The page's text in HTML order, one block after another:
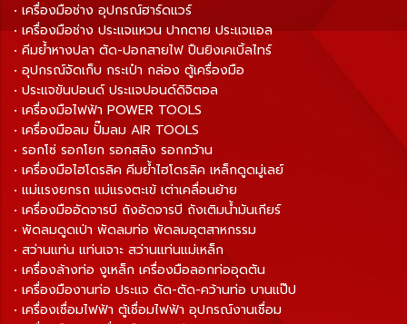
• เครื่องมือช่าง อุปกรณ์ฮาร์ดแวร์
• เครื่องมือช่าง ประแจแหวน ปากตาย ประแจแอล
• คีมย้ำหางปลา ตัด-ปอกสายไฟ ปืนยิงเคเบิ้ลไทร์
• อุปกรณ์จัดเก็บ กระเป๋า กล่อง ตู้เครื่องมือ
• ประแจขันปอนด์ ประแจปอนด์ดิจิตอล
• เครื่องมือไฟฟ้า POWER TOOLS
• เครื่องมือลม ปั๊มลม AIR TOOLS
• รอกโซ่ รอกโยก รอกสลิง รอกกว้าน
• เครื่องมือไฮโดรลิค คีมย้ำไฮโดรลิค เหล็กดูดมู่เลย์
• แม่แรงยกรถ แม่แรงตะเข้ เต่าเคลื่อนย้าย
• เครื่องมืออัดจารบี ถังอัดจารบี ถังเติมน้ำมันเกียร์
• พัดลมดูดเป่า พัดลมท่อ พัดลมอุตสาหกรรม
• สว่านแท่น แท่นเจาะ สว่านแท่นแม่เหล็ก
• เครื่องล้างท่อ งูเหล็ก เครื่องมือลอกท่ออุดตัน
• เครื่องมืองานท่อ ประแจ ดัด-ตัด-คว้านท่อ บานแป๊ป
• เครื่องเชื่อมไฟฟ้า ตู้เชื่อมไฟฟ้า อุปกรณ์งานเชื่อม